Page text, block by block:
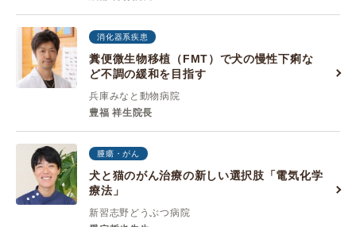
消化器系疾患
糞便微生物移植（FMT）で犬の慢性下痢な
ど不調の緩和を目指す
兵庫みなと動物病院
豊福 祥生院長
腫瘍・がん
犬と猫のがん治療の新しい選択肢「電気化学
療法」
新習志野どうぶつ病院